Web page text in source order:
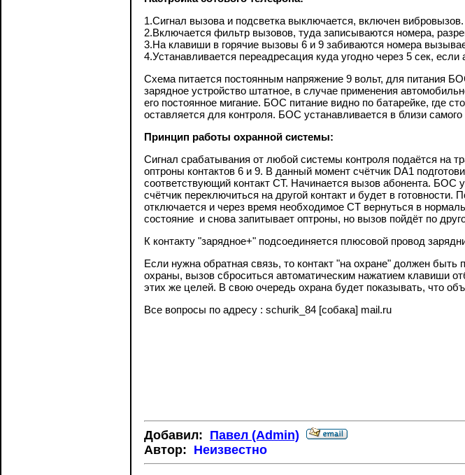
1.Сигнал вызова и подсветка выключается, включен вибровызов.
2.Включается фильтр вызовов, туда записываются номера,
3.На клавиши в горячие вызовы 6 и 9 забиваются номера
4.Устанавливается переадресация куда угодно через 5 сек,
Схема питается постоянным напряжение 9 вольт, для питания
зарядное устройство штатное, в случае применения
его постоянное мигание. БОС питание видно по батарейке, где
оставляется для контроля. БОС устанавливается в близи
Принцип работы охранной системы:
Сигнал срабатывания от любой системы контроля подаётся на
оптроны контактов 6 и 9. В данный момент счётчик DA1
соответствующий контакт СТ. Начинается вызов абонента. БОС
счётчик переключиться на другой контакт и будет в
отключается и через время необходимое СТ вернуться в
состояние и снова запитывает оптроны, но вызов пойдёт по
К контакту "зарядное+" подсоединяется плюсовой провод
Если нужна обратная связь, то контакт "на охране" должен
охраны, вызов сброситься автоматическим нажатием клавиши
этих же целей. В свою очередь охрана будет показывать, что
Все вопросы по адресу : schurik_84 [собака] mail.ru
Добавил: Павел (Admin)
Автор: Неизвестно